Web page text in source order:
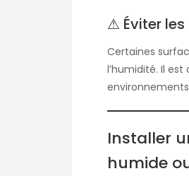
⚠ Éviter
Certaines
l’humidité. Il
Installer
humide